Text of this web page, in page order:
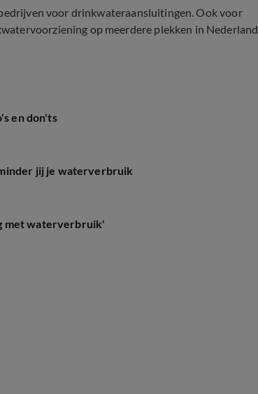
voor drinkwateraansluitingen. Ook voor
op meerdere plekken in Nederland
en don'ts
jij je waterverbruik
met waterverbruik'